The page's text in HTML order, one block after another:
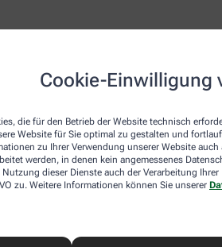
Cookie-Einwilligung
die für den Betrieb der Website technisch
Website für Sie optimal zu gestalten und
zu Ihrer Verwendung unserer Website
werden, in denen kein angemessenes
dieser Dienste auch der Verarbeitung
zu. Weitere Informationen können Sie unserer
verantwortlich sein. Der Körper
wie den Händen
mit Lunge, Leber, Herz und
um Ringelröteln handeln. Der
oder dem Dreitagefieber